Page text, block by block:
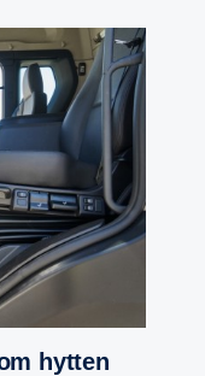
hytten